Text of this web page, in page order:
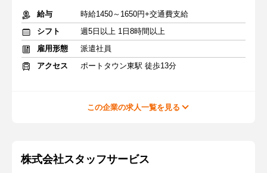
給与
時給1450～1650円+交通費支給
シフト
週5日以上 1日8時間以上
雇用形態
派遣社員
アクセス
ポートタウン東駅 徒歩13分
この企業の求人一覧を見る
株式会社スタッフサービス